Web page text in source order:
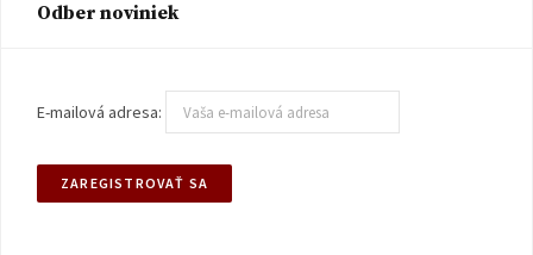
Odber noviniek
E-mailová adresa: